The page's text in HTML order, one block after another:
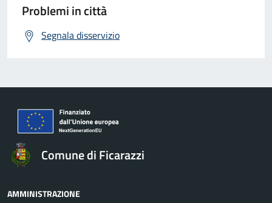
Problemi in città
Segnala disservizio
Comune di Ficarazzi
AMMINISTRAZIONE